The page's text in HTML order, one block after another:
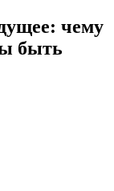
чему
быть